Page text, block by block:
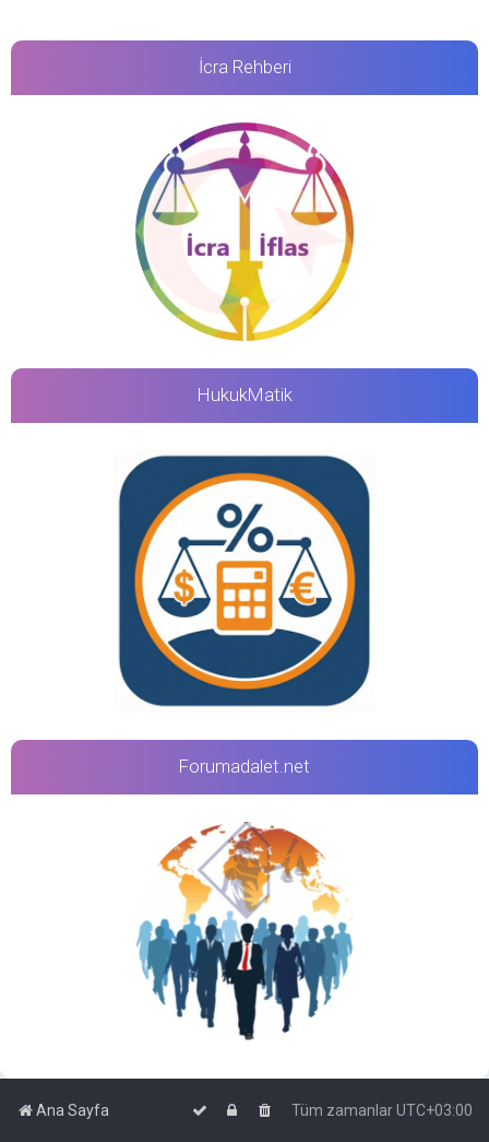
İcra Rehberi
HukukMatik
Forumadalet.net
Ana Sayfa Tüm zamanlarUTC+03:00